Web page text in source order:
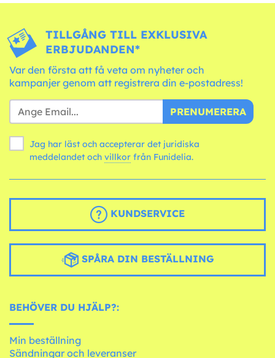
TILLGÅNG TILL EXKLUSIVA
ERBJUDANDEN*
Var den första att få veta om nyheter och
kampanjer genom att registrera din e-postadress!
PRENUMERERA
Jag har läst och accepterar det juridiska
meddelandet och villkor från Funidelia.
KUNDSERVICE
SPÅRA DIN BESTÄLLNING
BEHÖVER DU HJÄLP?:
Min beställning
Sändningar och leveranser